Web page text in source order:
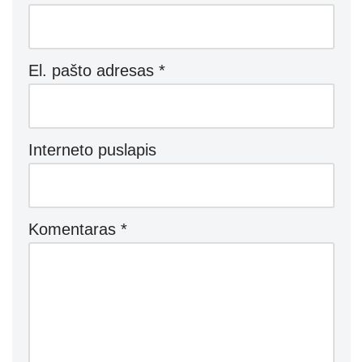
El. pašto adresas *
Interneto puslapis
Komentaras *